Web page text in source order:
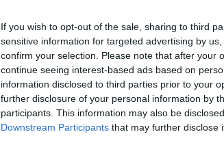
If you wish to opt-out of the sale, sharing to third
sensitive information for targeted advertising by
confirm your selection. Please note that after your
continue seeing interest-based ads based on
information disclosed to third parties prior to your
further disclosure of your personal information by
participants. This information may also be
Downstream Participants that may further disclose